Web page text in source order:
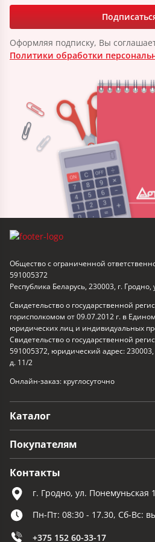
Оформляя подписку, Вы
Политики обработки
Общество с ограниченной
591005372
Республика Беларусь, 230003, г.
Свидетельство о государственной
горисполкомом от 09.07.2012 г. в
юридических лиц и индивидуальных
Свидетельство о государственной
591005372, юридический адрес:
д. 11/2
Онлайн-заказ: круглосуточно
Каталог
Покупателям
Контакты
г. Гродно, ул. Понемуньская
Пн-Пт: 08:30 - 17.30, Сб-Вс:
+375 152 60-33-17